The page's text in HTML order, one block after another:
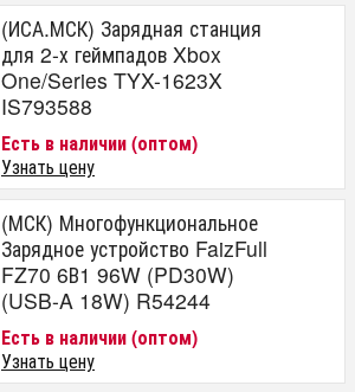
(ИСА.МСК) Зарядная станция
для 2-х геймпадов Xbox
One/Series TYX-1623X
IS793588
Есть в наличии (оптом)
Узнать цену
(МСК) Многофункциональное
Зарядное устройство FaizFull
FZ70 6В1 96W (PD30W)
(USB-A 18W) R54244
Есть в наличии (оптом)
Узнать цену